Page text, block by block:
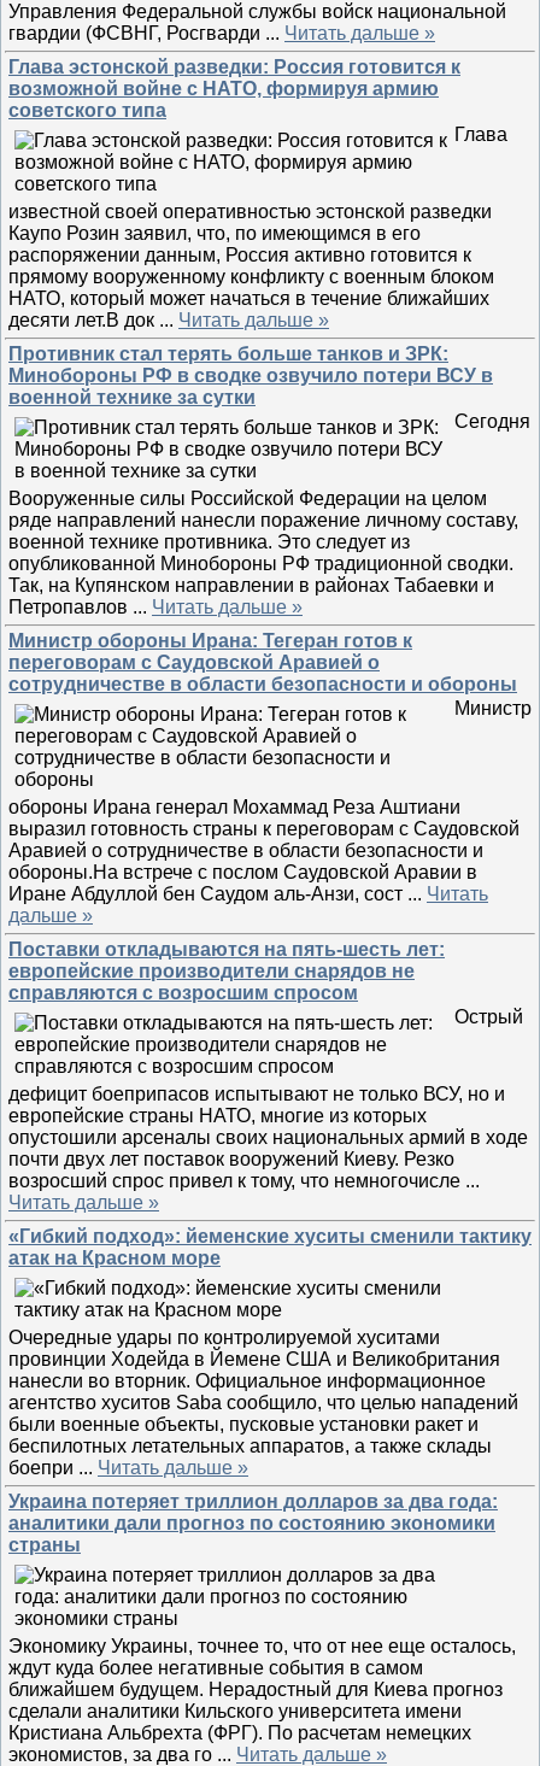
Управления Федеральной службы войск национальной
гвардии (ФСВНГ, Росгварди ... Читать дальше »
Глава эстонской разведки: Россия готовится к
возможной войне с НАТО, формируя армию
советского типа
Глава
известной своей оперативностью эстонской разведки
Каупо Розин заявил, что, по имеющимся в его
распоряжении данным, Россия активно готовится к
прямому вооруженному конфликту с военным блоком
НАТО, который может начаться в течение ближайших
десяти лет.В док ... Читать дальше »
Противник стал терять больше танков и ЗРК:
Минобороны РФ в сводке озвучило потери ВСУ в
военной технике за сутки
Сегодня
Вооруженные силы Российской Федерации на целом
ряде направлений нанесли поражение личному составу,
военной технике противника. Это следует из
опубликованной Минобороны РФ традиционной сводки.
Так, на Купянском направлении в районах Табаевки и
Петропавлов ... Читать дальше »
Министр обороны Ирана: Тегеран готов к
переговорам с Саудовской Аравией о
сотрудничестве в области безопасности и обороны
Министр
обороны Ирана генерал Мохаммад Реза Аштиани
выразил готовность страны к переговорам с Саудовской
Аравией о сотрудничестве в области безопасности и
обороны.На встрече с послом Саудовской Аравии в
Иране Абдуллой бен Саудом аль-Анзи, сост ... Читать
дальше »
Поставки откладываются на пять-шесть лет:
европейские производители снарядов не
справляются с возросшим спросом
Острый
дефицит боеприпасов испытывают не только ВСУ, но и
европейские страны НАТО, многие из которых
опустошили арсеналы своих национальных армий в ходе
почти двух лет поставок вооружений Киеву. Резко
возросший спрос привел к тому, что немногочисле ...
Читать дальше »
«Гибкий подход»: йеменские хуситы сменили тактику
атак на Красном море
Очередные удары по контролируемой хуситами
провинции Ходейда в Йемене США и Великобритания
нанесли во вторник. Официальное информационное
агентство хуситов Saba сообщило, что целью нападений
были военные объекты, пусковые установки ракет и
беспилотных летательных аппаратов, а также склады
боепри ... Читать дальше »
Украина потеряет триллион долларов за два года:
аналитики дали прогноз по состоянию экономики
страны
Экономику Украины, точнее то, что от нее еще осталось,
ждут куда более негативные события в самом
ближайшем будущем. Нерадостный для Киева прогноз
сделали аналитики Кильского университета имени
Кристиана Альбрехта (ФРГ). По расчетам немецких
экономистов, за два го ... Читать дальше »